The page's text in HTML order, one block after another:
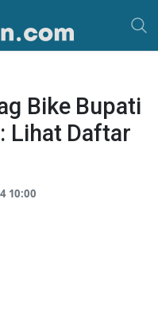
Bike Bupati
Lihat Daftar
10:00